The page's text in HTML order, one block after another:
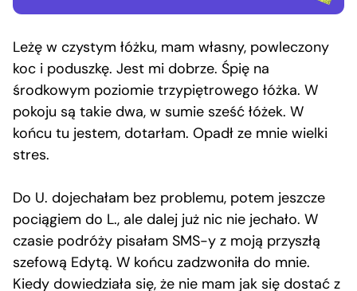
Leżę w czystym łóżku, mam własny, powleczony
koc i poduszkę. Jest mi dobrze. Śpię na
środkowym poziomie trzypiętrowego łóżka. W
pokoju są takie dwa, w sumie sześć łóżek. W
końcu tu jestem, dotarłam. Opadł ze mnie wielki
stres.
Do U. dojechałam bez problemu, potem jeszcze
pociągiem do L., ale dalej już nic nie jechało. W
czasie podróży pisałam SMS-y z moją przyszłą
szefową Edytą. W końcu zadzwoniła do mnie.
Kiedy dowiedziała się, że nie mam jak się dostać z